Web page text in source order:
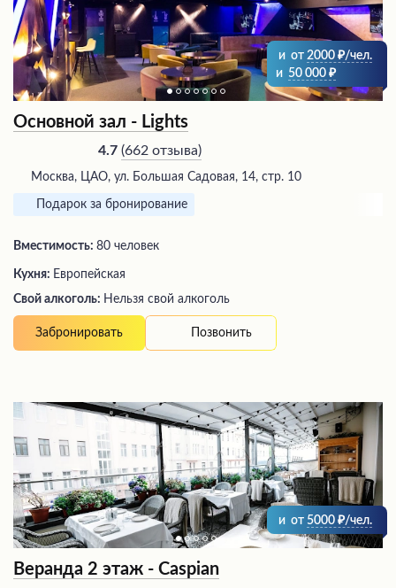
и от 2000
/чел.
и 50 000
Основной зал - Lights
4.7 (662 отзыва)
Москва, ЦАО, ул. Большая Садовая, 14, стр. 10
Подарок за бронирование
Вместимость: 80 человек
Кухня: Европейская
Свой алкоголь: Нельзя свой алкоголь
Забронировать Позвонить
и от 5000 /чел.
Веранда 2 этаж - Caspian